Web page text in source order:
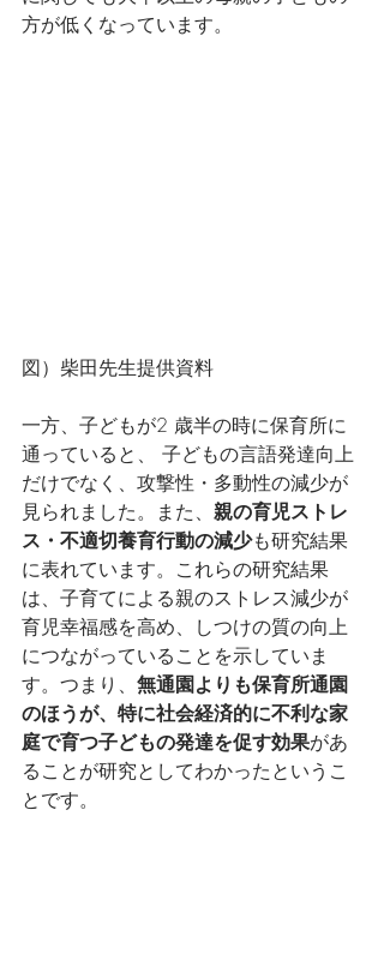
方が低くなっています。
図）柴田先生提供資料
一方、子どもが2 歳半の時に保育所に
通っていると、 子どもの言語発達向上
だけでなく、攻撃性・多動性の減少が
見られました。また、 親の育児ストレ
ス・不適切養育行動の減少も研究結果
に表れています。これらの研究結果
は、子育てによる親のストレス減少が
育児幸福感を高め、しつけの質の向上
につながっていることを示していま
す。つまり、 無通園よりも保育所通園
のほうが、特に社会経済的に不利な家
庭で育つ子どもの発達を促す効果があ
ることが研究としてわかったというこ
とです。